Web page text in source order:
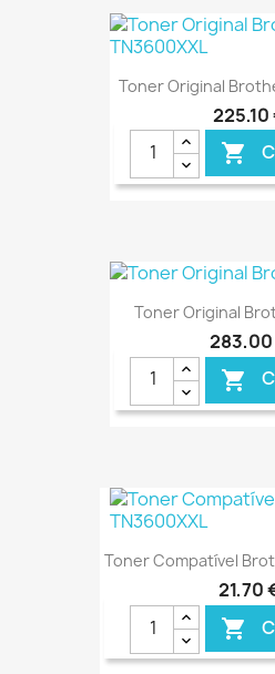
Toner Original
225,10

Toner Original

Toner Compatível
21,70
